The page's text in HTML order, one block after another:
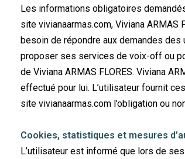
Les informations obligatoires
site vivianaarmas.com, Viviana
besoin de répondre aux demandes
proposer ses services de voix-off ou
de Viviana ARMAS FLORES. Viviana
effectué pour lui. L’utilisateur fournit
site vivianaarmas.com l’obligation ou
Cookies, statistiques et mesures
L’utilisateur est informé que lors de